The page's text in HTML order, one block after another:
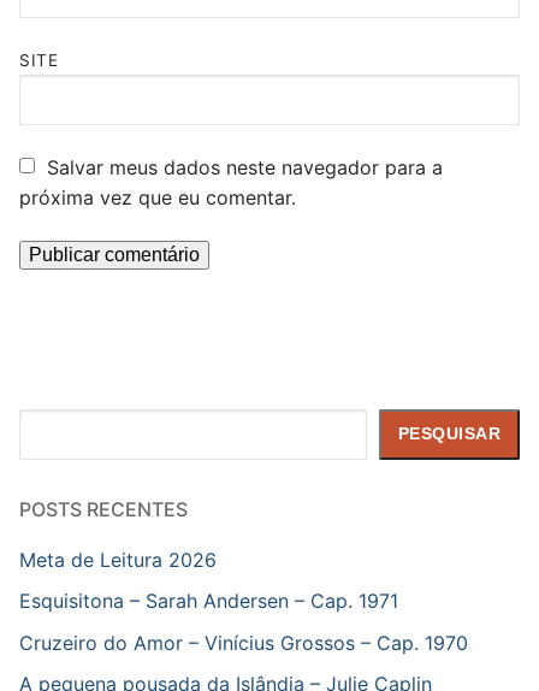
SITE
Salvar meus dados neste navegador para a
próxima vez que eu comentar.
PESQUISAR
POSTS RECENTES
Meta de Leitura 2026
Esquisitona – Sarah Andersen – Cap. 1971
Cruzeiro do Amor – Vinícius Grossos – Cap. 1970
A pequena pousada da Islândia – Julie Caplin